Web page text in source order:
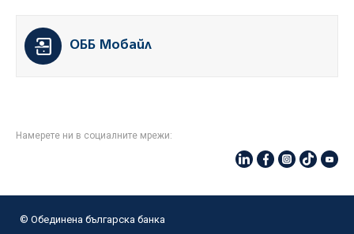
ОББ Мобайл
Намерете ни в социалните мрежи:
© Oбединена българска банка